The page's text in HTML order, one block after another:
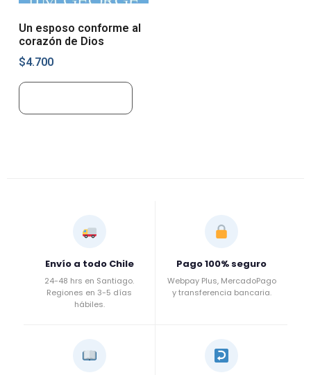
Un esposo conforme al
corazón de Dios
$4.700
Envío a todo Chile
24-48 hrs en Santiago.
Regiones en 3-5 días
hábiles.
Pago 100% seguro
Webpay Plus, MercadoPago
y transferencia bancaria.